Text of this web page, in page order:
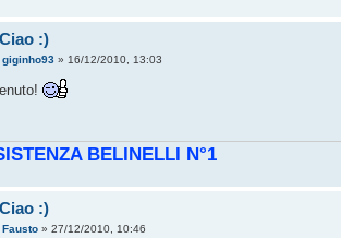
:)
giginho93» 16/12/2010, 13:03
BELINELLI N°1
:)
Fausto» 27/12/2010, 10:46